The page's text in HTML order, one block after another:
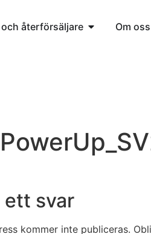
och återförsäljare Om oss
ett svar
kommer inte publiceras.